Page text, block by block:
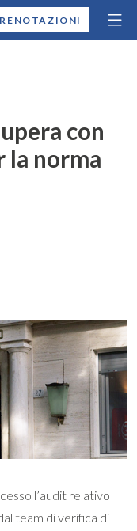
con
la norma
l’audit relativo
team di verifica di